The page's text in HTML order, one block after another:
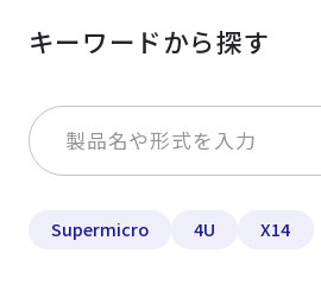
キーワードから探す
Supermicro 4U X14